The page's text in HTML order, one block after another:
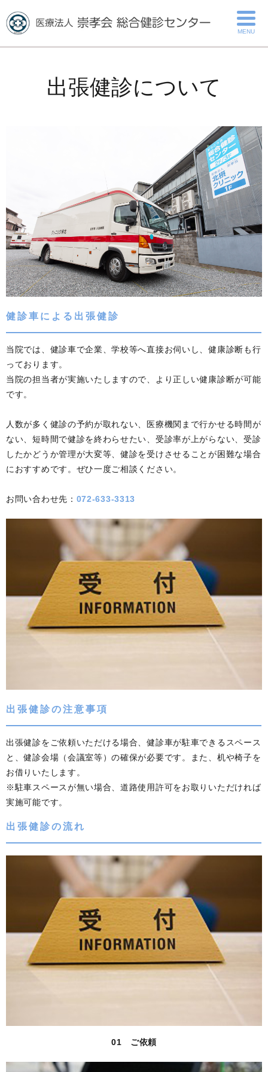
MENU
出張健診について
健診車による出張健診
当院では、健診車で企業、学校等へ直接お伺いし、健康診断も行
っております。
当院の担当者が実施いたしますので、より正しい健康診断が可能
です。
人数が多く健診の予約が取れない、医療機関まで行かせる時間が
ない、短時間で健診を終わらせたい、受診率が上がらない、受診
したかどうか管理が大変等、健診を受けさせることが困難な場合
におすすめです。ぜひ一度ご相談ください。
お問い合わせ先： 072-633-3313
出張健診の注意事項
出張健診をご依頼いただける場合、健診車が駐車できるスペース
と、健診会場（会議室等）の確保が必要です。また、机や椅子を
お借りいたします。
※駐車スペースが無い場合、道路使用許可をお取りいただければ
実施可能です。
出張健診の流れ
01 ご依頼